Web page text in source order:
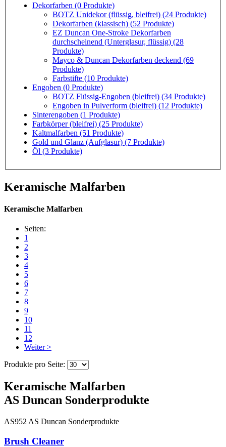
Dekorfarben (0 Produkte)
BOTZ Unidekor (flüssig, bleifrei) (24 Produkte)
Dekorfarben (klassisch) (52 Produkte)
EZ Duncan One-Stroke Dekorfarben
durchscheinend (Unterglasur, flüssig) (28
Produkte)
Mayco & Duncan Dekorfarben deckend (69
Produkte)
Farbstifte (10 Produkte)
Engoben (0 Produkte)
BOTZ Flüssig-Engoben (bleifrei) (34 Produkte)
Engoben in Pulverform (bleifrei) (12 Produkte)
Sinterengoben (1 Produkte)
Farbkörper (bleifrei) (25 Produkte)
Kaltmalfarben (51 Produkte)
Gold und Glanz (Aufglasur) (7 Produkte)
Öl (3 Produkte)
Keramische Malfarben
Keramische Malfarben
Seiten:
1
2
3
4
5
6
7
8
9
10
11
12
Weiter >
Produkte pro Seite:
Keramische Malfarben
AS Duncan Sonderprodukte
AS952 AS Duncan Sonderprodukte
Brush Cleaner